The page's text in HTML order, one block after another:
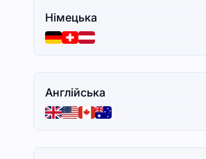
Німецька
Англійська